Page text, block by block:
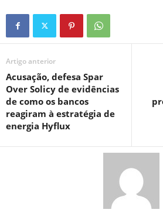
Artigo anterior
Acusação, defesa Spar
Over Solicy de evidências
de como os bancos
reagiram à estratégia de
energia Hyflux